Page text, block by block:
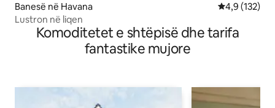
Banesë në Havana Vlerësimi
4,9 (132)
Lustron në liqen
Komoditetet e shtëpisë dhe tarifa
fantastike mujore